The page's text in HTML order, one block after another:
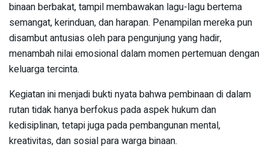
binaan berbakat, tampil membawakan lagu-lagu bertema
semangat, kerinduan, dan harapan. Penampilan mereka pun
disambut antusias oleh para pengunjung yang hadir,
menambah nilai emosional dalam momen pertemuan dengan
keluarga tercinta.
Kegiatan ini menjadi bukti nyata bahwa pembinaan di dalam
rutan tidak hanya berfokus pada aspek hukum dan
kedisiplinan, tetapi juga pada pembangunan mental,
kreativitas, dan sosial para warga binaan.